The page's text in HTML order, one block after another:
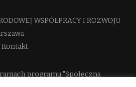
WSPÓŁPRACY I ROZWOJU​
Kontakt
programu "Społeczna